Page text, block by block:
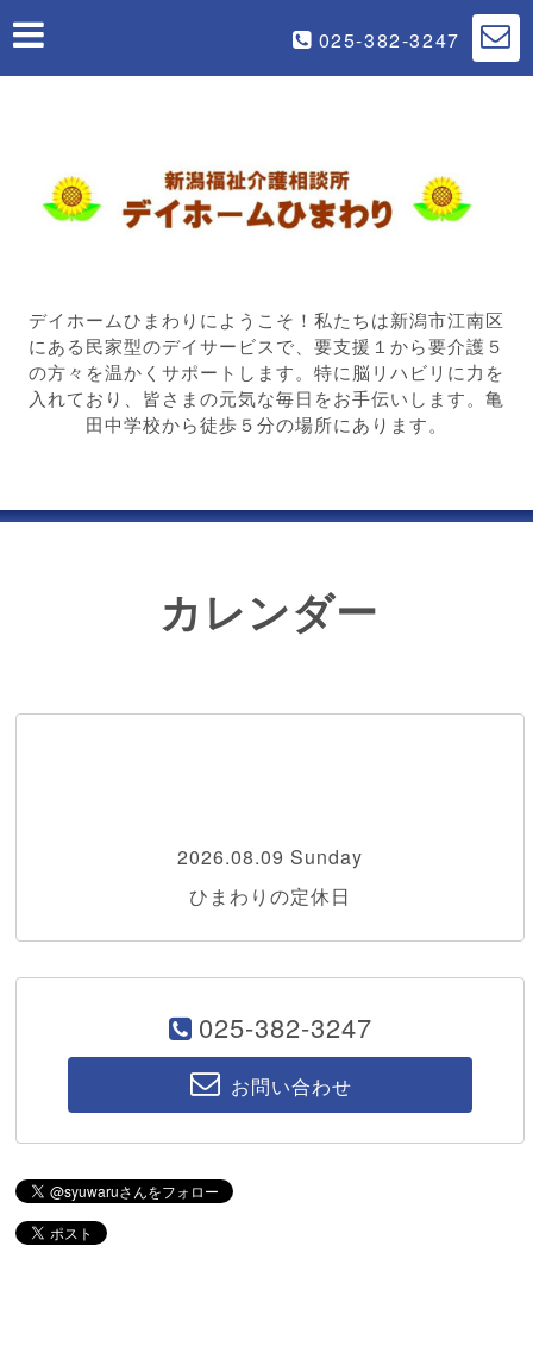
025-382-3247
デイホームひまわりにようこそ！私たちは新潟市江南区
にある民家型のデイサービスで、要支援１から要介護５
の方々を温かくサポートします。特に脳リハビリに力を
入れており、皆さまの元気な毎日をお手伝いします。亀
田中学校から徒歩５分の場所にあります。
カレンダー
2026.08.09 Sunday
ひまわりの定休日
025-382-3247
お問い合わせ